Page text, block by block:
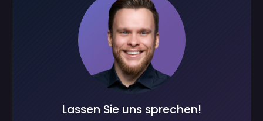
Lassen Sie uns sprechen!